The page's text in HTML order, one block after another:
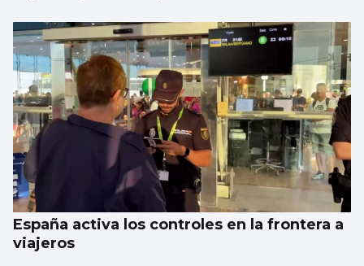
España activa los controles en la frontera a
viajeros